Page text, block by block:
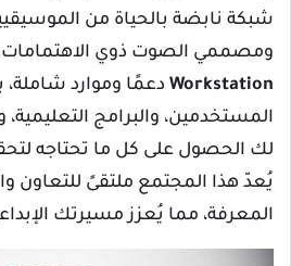
شبكة نابضة بالحياة من
ومصممي الصوت ذوي الاهتمامات
Workstation دعمًا وموارد
المستخدمين، والبرامج
لك الحصول على كل ما تحتاجه
يُعدّ هذا المجتمع ملتقىً للتعاون
المعرفة، مما يُعزز مسيرتك